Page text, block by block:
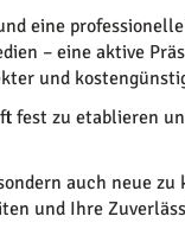
eine
– eine aktive
und
fest zu etablieren
auch neue
und Ihre